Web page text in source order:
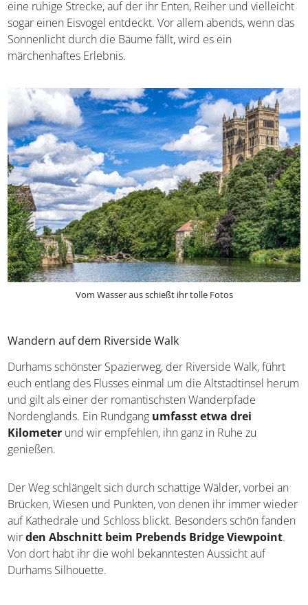
eine ruhige Strecke, auf der ihr Enten, Reiher und vielleicht
sogar einen Eisvogel entdeckt. Vor allem abends, wenn das
Sonnenlicht durch die Bäume fällt, wird es ein
märchenhaftes Erlebnis.
Vom Wasser aus schießt ihr tolle Fotos
Wandern auf dem Riverside Walk
Durhams schönster Spazierweg, der Riverside Walk, führt
euch entlang des Flusses einmal um die Altstadtinsel herum
und gilt als einer der romantischsten Wanderpfade
Nordenglands. Ein Rundgang umfasst etwa drei
Kilometer und wir empfehlen, ihn ganz in Ruhe zu
genießen.
Der Weg schlängelt sich durch schattige Wälder, vorbei an
Brücken, Wiesen und Punkten, von denen ihr immer wieder
auf Kathedrale und Schloss blickt. Besonders schön fanden
wirden Abschnitt beim Prebends Bridge Viewpoint.
Von dort habt ihr die wohl bekanntesten Aussicht auf
Durhams Silhouette.